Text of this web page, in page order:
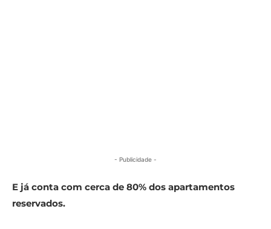
- Publicidade -
E já conta com cerca de 80% dos apartamentos
reservados.